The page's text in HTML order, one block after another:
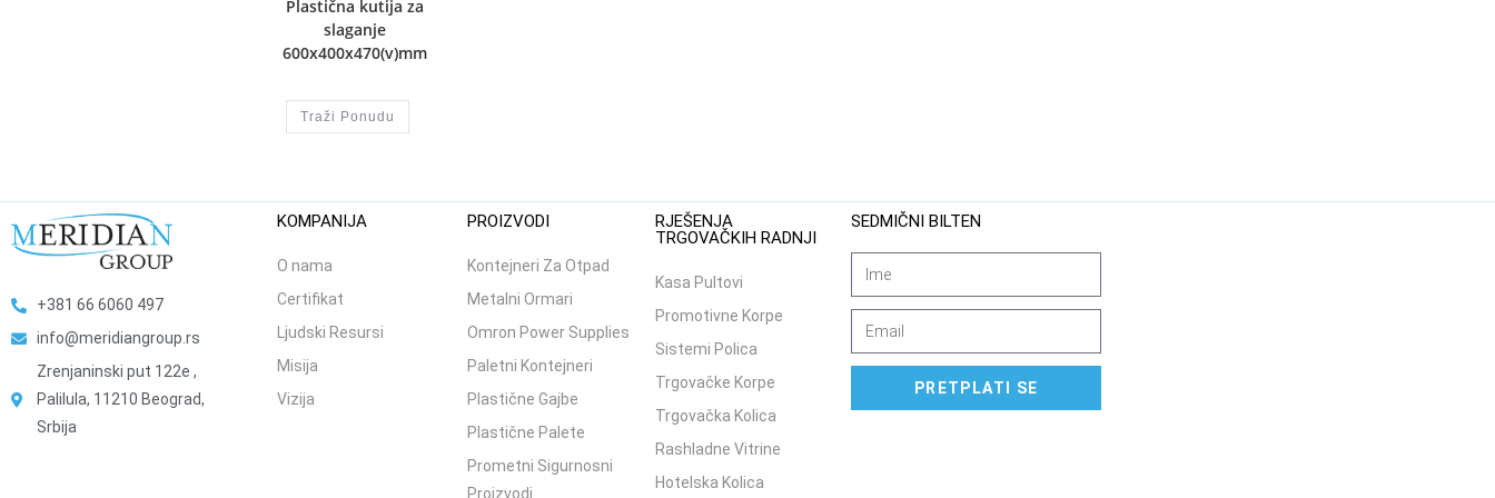
Plastična kutija za
slaganje
600x400x470(v)mm
Traži Ponudu
+381 66 6060 497
info@meridiangroup.rs
Zrenjaninski put 122e ,
Palilula, 11210 Beograd,
Srbija
KOMPANIJA
O nama
Certifikat
Ljudski Resursi
Misija
Vizija
PROIZVODI
Kontejneri Za Otpad
Metalni Ormari
Omron Power Supplies
Paletni Kontejneri
Plastične Gajbe
Plastične Palete
Prometni Sigurnosni
Proizvodi
RJEŠENJA
TRGOVAČKIH RADNJI
Kasa Pultovi
Promotivne Korpe
Sistemi Polica
Trgovačke Korpe
Trgovačka Kolica
Rashladne Vitrine
Hotelska Kolica
SEDMIČNI BILTEN
PRETPLATI SE